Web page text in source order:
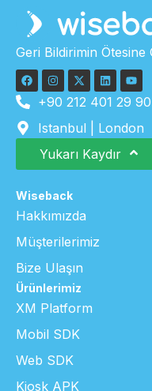
Geri Bildirimin Ötesine
+90 212 401 29 90
Istanbul | London
Yukarı Kaydır
Wiseback
Hakkımızda
Müşterilerimiz
Bize Ulaşın
Ürünlerimiz
XM Platform
Mobil SDK
Web SDK
Kiosk APK